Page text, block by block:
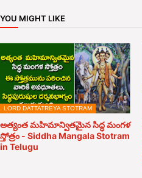
YOU MIGHT LIKE
LORD DATTATREYA STOTRAM
అత్యంత మహిమాన్వితమైన సిద్ధ మంగళ
స్తోత్రం - Siddha Mangala Stotram
in Telugu